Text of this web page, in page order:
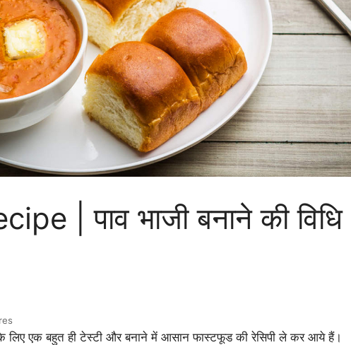
| पाव भाजी बनाने की विधि
लिए एक बहुत ही टेस्टी और बनाने में आसान फास्टफूड की रेसिपी ले कर आये हैं।